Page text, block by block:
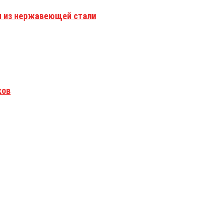
из нержавеющей стали